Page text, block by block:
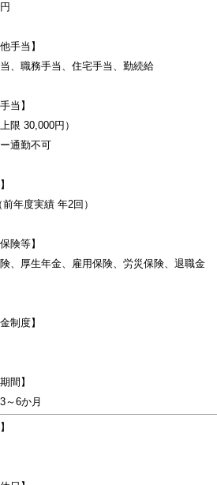
手当】
、職務手当、住宅手当、勤続給
当】
限 30,000円）
通勤不可
年度実績 年2回）
険等】
、厚生年金、雇用保険、労災保険、退職金
制度】
間】
6か月